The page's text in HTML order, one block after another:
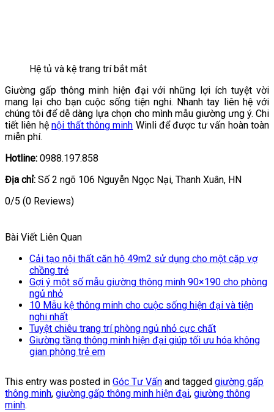
Hệ tủ và kệ trang trí bắt mắt
Giường gấp thông minh hiện đại với những lợi ích tuyệt vời
mang lại cho bạn cuộc sống tiện nghi. Nhanh tay liên hệ với
chúng tôi để dễ dàng lựa chọn cho mình mẫu giường ưng ý. Chi
tiết liên hệnội thất thông minh Winli để được tư vấn hoàn toàn
miễn phí.
Hotline: 0988.197.858
Địa chỉ: Số 2 ngõ 106 Nguyễn Ngọc Nại, Thanh Xuân, HN
0/5 (0 Reviews)
Bài Viết Liên Quan
Cải tạo nội thất căn hộ 49m2 sử dụng cho một cặp vợ
chồng trẻ
Gợi ý một số mẫu giường thông minh 90×190 cho phòng
ngủ nhỏ
10 Mẫu kệ thông minh cho cuộc sống hiện đại và tiện
nghi nhất
Tuyệt chiêu trang trí phòng ngủ nhỏ cực chất
Giường tầng thông minh hiện đại giúp tối ưu hóa không
gian phòng trẻ em
This entry was posted in Góc Tư Vấn and tagged giường gấp
thông minh, giường gấp thông minh hiện đại, giường thông
minh.